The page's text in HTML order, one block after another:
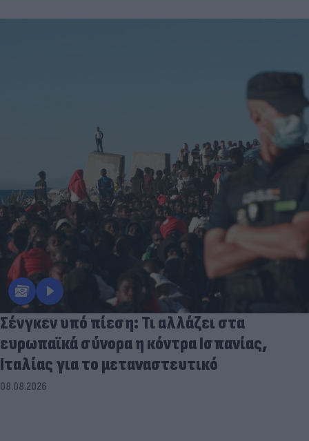
Σένγκεν υπό πίεση: Τι αλλάζει στα
ευρωπαϊκά σύνορα η κόντρα Ισπανίας,
Ιταλίας για το μεταναστευτικό
08.08.2026